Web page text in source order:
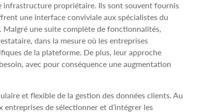
infrastructure propriétaire. Ils sont souvent fournis
une interface conviviale aux spécialistes du
Malgré une suite complète de fonctionnalités,
dans la mesure où les entreprises
de la plateforme. De plus, leur approche
avec pour conséquence une augmentation
et flexible de la gestion des données clients. Au
entreprises de sélectionner et d’intégrer les